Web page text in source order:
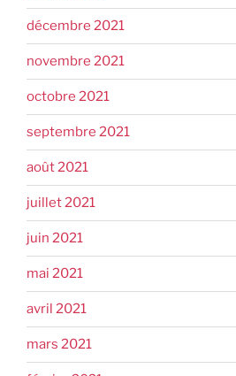
décembre 2021
novembre 2021
octobre 2021
septembre 2021
août 2021
juillet 2021
juin 2021
mai 2021
avril 2021
mars 2021